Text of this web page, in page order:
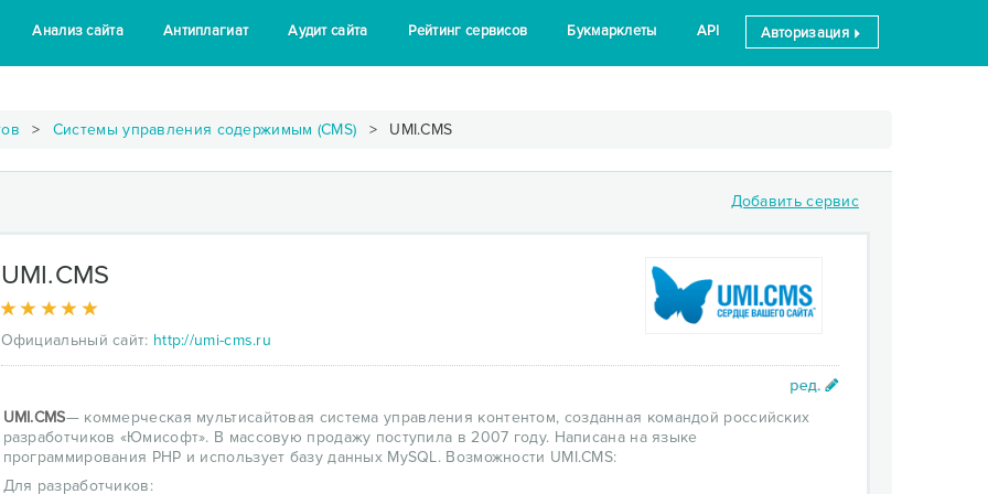
Анализ сайта Антиплагиат Аудит сайта Рейтинг сервисов Букмарклеты API Авторизация
Системы управления содержимым (CMS) UMI.CMS
Добавить сервис
UMI.CMS
Официальный сайт: http://umi-cms.ru
UMI.CMS— коммерческая мультисайтовая система управления контентом, созданная командой российских
разработчиков «Юмисофт». В массовую продажу поступила в 2007 году. Написана на языке
программирования PHP и использует базу данных MySQL. Возможности UMI.CMS:
Для разработчиков: